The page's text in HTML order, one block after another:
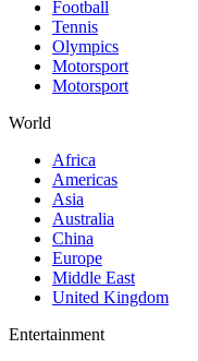
Football
Tennis
Olympics
Motorsport
Motorsport
World
Africa
Americas
Asia
Australia
China
Europe
Middle East
United Kingdom
Entertainment